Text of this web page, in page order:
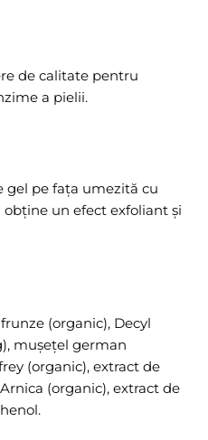
de calitate pentru
a pielii.
gel pe fața umezită cu
un efect exfoliant și
(organic), Decyl
mușețel german
(organic), extract de
(organic), extract de